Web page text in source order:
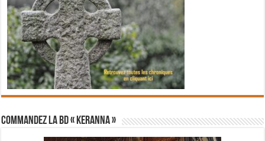
Commandez la BD « Keranna »